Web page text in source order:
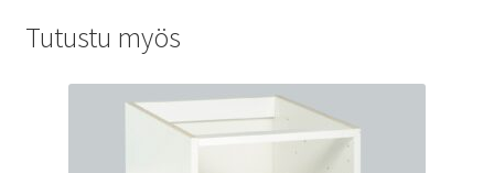
Tutustu myös